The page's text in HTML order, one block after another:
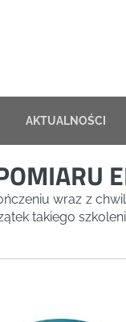
AKTUALNOŚCI
wraz z
takiego